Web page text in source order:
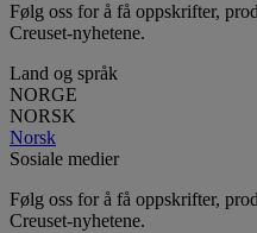
Følg oss for å få oppskrifter,
Creuset-nyhetene.
Land og språk
NORGE
NORSK
Norsk
Sosiale medier
Følg oss for å få oppskrifter,
Creuset-nyhetene.